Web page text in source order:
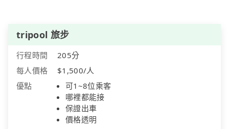
tripool 旅步
行程時間
205分
每人價格
$1,500/人
優點
可1~8位乘客
哪裡都能接
保證出車
價格透明